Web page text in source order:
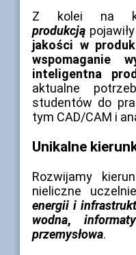
Z kolei na
produkcją
jakości w
wspomaganie
inteligentna
aktualne
studentów do
tym CAD/CAM i
Unikalne
Rozwijamy
nieliczne
energii i
wodna,
przemysłowa.